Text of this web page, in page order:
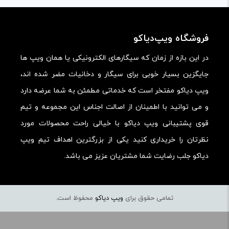
فروشگاه ویپ‌دیاکو
در این بازه از زمان که سیگارهای الکترونیکی یا همان ویپ ها
جایگزین بسیار خوبی برای سیگار و دخانیات مضر شده اند،
ویپ دیاکو مفتخر است که خدماتی مطمئن به شما عرضه دارد
و می توانید با اطمینان از اصالت اجناس این مجموعه و تیم
قوی پشتیبانی ویپ دیاکو با خیالی راحت محصولات مورد
نظرتان را خریداری کنید یکی از بزرگترین اهداف تیم ویپ
دیاکو جلب رضایت شما مشتریان عزیز می باشد.
تمامی حقوق برای ویپ دیاکو محفوظ است.